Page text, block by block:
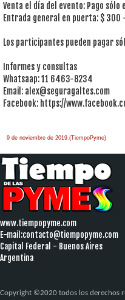
Venta el día del evento: Pago sólo
Entrada general en puerta: $ 300
Los participantes pueden pagar
Informes y consultas
Whatsaap: 11 6463-8234
Email: alex@seguragaltes.com
Facebook: https://
9 de noviembre de 2019.(TiempoPyme)
www.tiempopyme.com
E-mail:contacto@tiempopyme.com
Capital Federal - Buenos Aires
Argentina
Copyright ©2020 todos los derechos